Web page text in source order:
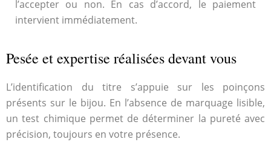
l’accepter ou non. En cas d’accord, le paiement
intervient immédiatement.
Pesée et expertise réalisées devant vous
L’identification du titre s’appuie sur les poinçons
présents sur le bijou. En l’absence de marquage lisible,
un test chimique permet de déterminer la pureté avec
précision, toujours en votre présence.